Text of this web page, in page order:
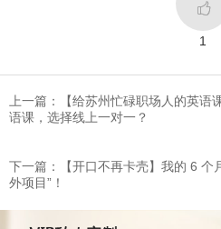

1
上一篇：【给苏州忙碌职场人的英
语课，选择线上一对一？
下一篇：【开口不再卡壳】我的 6 个
外项目”！